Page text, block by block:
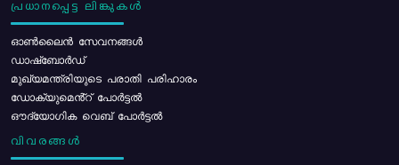
പ്രധാനപ്പെട്ട ലിങ്കുകൾ
ഓൺലൈൻ സേവനങ്ങൾ
ഡാഷ്ബോർഡ്
മുഖ്യമന്ത്രിയുടെ പരാതി പരിഹാരം
ഡോക്യുമെൻ്റ് പോർട്ടൽ
ഔദ്യോഗിക വെബ് പോർട്ടൽ
വിവരങ്ങൾ